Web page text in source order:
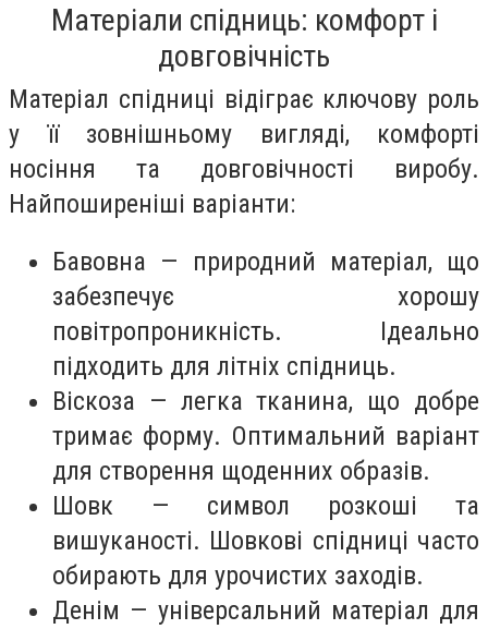
Матеріали спідниць: комфорт і
довговічність
Матеріал спідниці відіграє ключову роль
у її зовнішньому вигляді, комфорті
носіння та довговічності виробу.
Найпоширеніші варіанти:
Бавовна — природний матеріал, що
забезпечує хорошу
повітропроникність. Ідеально
підходить для літніх спідниць.
Віскоза — легка тканина, що добре
тримає форму. Оптимальний варіант
для створення щоденних образів.
Шовк — символ розкоші та
вишуканості. Шовкові спідниці часто
обирають для урочистих заходів.
Денім — універсальний матеріал для